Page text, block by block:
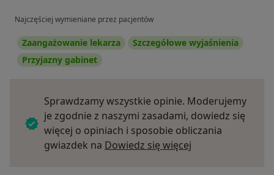
Najczęściej wymieniane przez pacjentów
Zaangażowanie lekarza
Szczegółowe wyjaśnienia
Przyjazny gabinet
Sprawdzamy wszystkie opinie. Moderujemy
je zgodnie z naszymi zasadami, dowiedz się
więcej o opiniach i sposobie obliczania
gwiazdek na Dowiedz się więcej